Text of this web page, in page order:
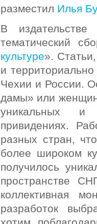
разместил Илья
В издательстве
тематический
культуре».
и
Чехии и России.
дамы» или
уникальных
привидениях.
разных стран,
более широком
получилось
пространстве
коллективная
разработок